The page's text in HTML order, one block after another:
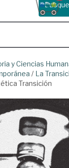
y Ciencias
/ La
Transición